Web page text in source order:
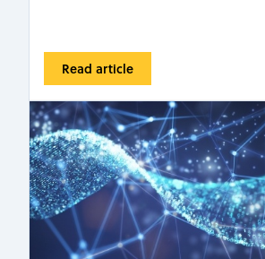
Read article